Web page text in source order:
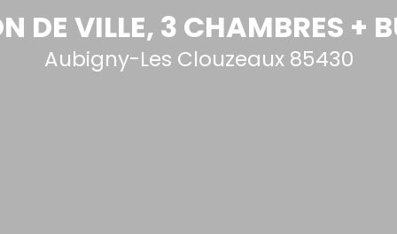
DE VILLE, 3 CHAMBRES +
Aubigny-Les Clouzeaux 85430